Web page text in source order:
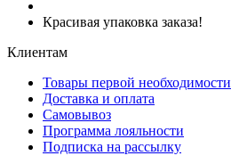
Красивая упаковка заказа!
Клиентам
Товары первой необходимости
Доставка и оплата
Самовывоз
Программа лояльности
Подписка на рассылку